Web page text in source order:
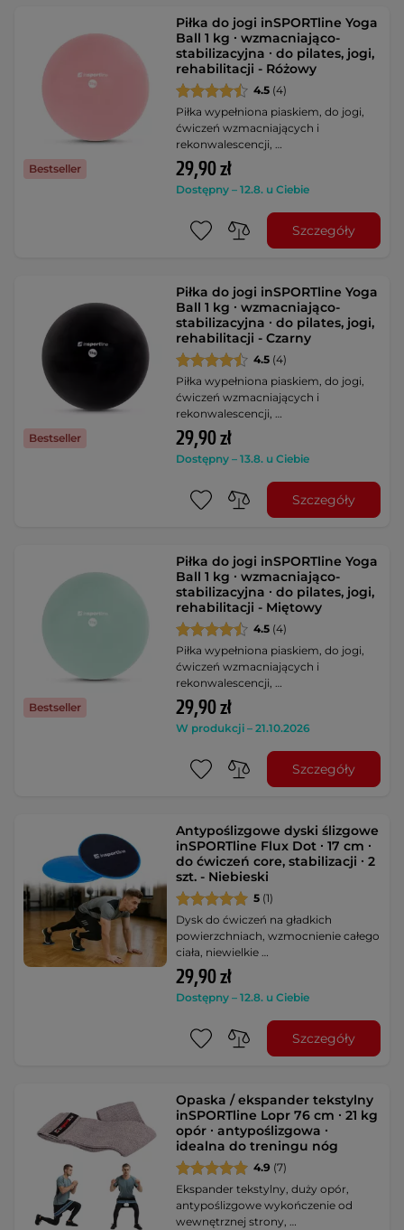
Bestseller
Piłka do jogi inSPORTline Yoga
Ball 1 kg ∙ wzmacniająco-
stabilizacyjna ∙ do pilates, jogi,
rehabilitacji - Różowy
4.5 (4)
Piłka wypełniona piaskiem, do jogi,
ćwiczeń wzmacniających i
rekonwalescencji, …
29,90 zł
Dostępny – 12.8. u Ciebie
Szczegóły
Bestseller
Piłka do jogi inSPORTline Yoga
Ball 1 kg ∙ wzmacniająco-
stabilizacyjna ∙ do pilates, jogi,
rehabilitacji - Czarny
4.5 (4)
Piłka wypełniona piaskiem, do jogi,
ćwiczeń wzmacniających i
rekonwalescencji, …
29,90 zł
Dostępny – 13.8. u Ciebie
Szczegóły
Bestseller
Piłka do jogi inSPORTline Yoga
Ball 1 kg ∙ wzmacniająco-
stabilizacyjna ∙ do pilates, jogi,
rehabilitacji - Miętowy
4.5 (4)
Piłka wypełniona piaskiem, do jogi,
ćwiczeń wzmacniających i
rekonwalescencji, …
29,90 zł
W produkcji – 21.10.2026
Szczegóły
Antypoślizgowe dyski ślizgowe
inSPORTline Flux Dot ∙ 17 cm ∙
do ćwiczeń core, stabilizacji ∙ 2
szt. - Niebieski
5 (1)
Dysk do ćwiczeń na gładkich
powierzchniach, wzmocnienie całego
ciała, niewielkie …
29,90 zł
Dostępny – 12.8. u Ciebie
Szczegóły
Opaska / ekspander tekstylny
inSPORTline Lopr 76 cm ∙ 21 kg
opór ∙ antypoślizgowa ∙
idealna do treningu nóg
4.9 (7)
Ekspander tekstylny, duży opór,
antypoślizgowe wykończenie od
wewnętrznej strony, …